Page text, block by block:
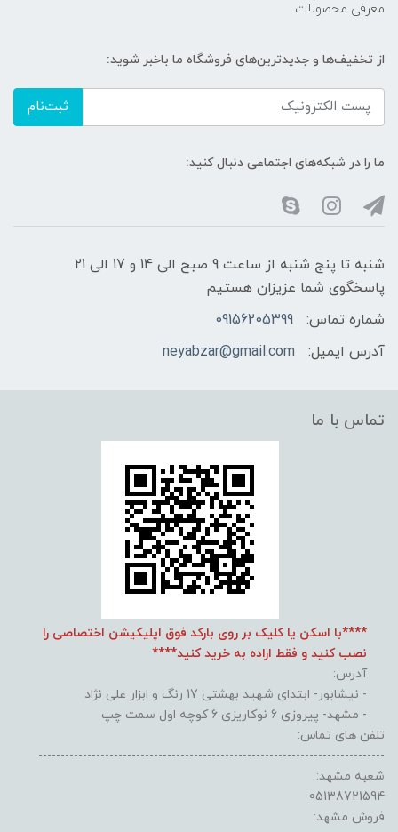
معرفی محصولات
از تخفیف‌ها و جدیدترین‌های فروشگاه ما باخبر شوید:
ثبت‌نام
ما را در شبکه‌های اجتماعی دنبال کنید:
شنبه تا پنج شنبه از ساعت 9 صبح الی 14 و 17 الی 21
پاسخگوی شما عزیزان هستیم
شماره تماس:
09156205399
آدرس ایمیل:
neyabzar@gmail.com
تماس با ما
****با اسکن یا کلیک بر روی بارکد فوق اپلیکیشن اختصاصی را
نصب کنید و فقط اراده به خرید کنید****
آدرس:
- نیشابور- ابتدای شهید بهشتی 17 رنگ و ابزار علی نژاد
- مشهد- پیروزی 6 نوکاریزی 6 کوچه اول سمت چپ
تلفن های تماس:
------------------------------------------------------------------------------
شعبه مشهد:
05138721594
فروش مشهد: